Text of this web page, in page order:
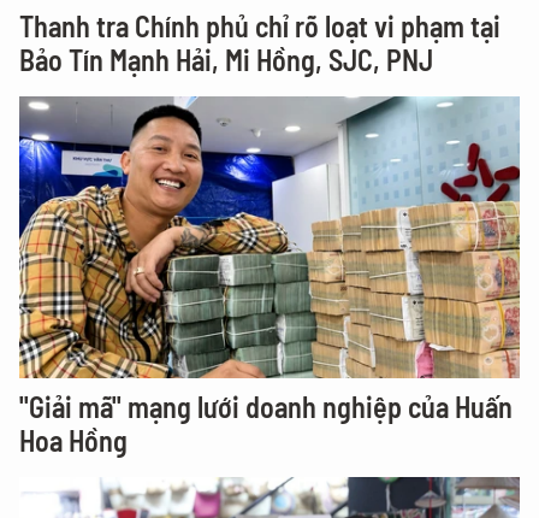
Thanh tra Chính phủ chỉ rõ loạt vi phạm tại
Bảo Tín Mạnh Hải, Mi Hồng, SJC, PNJ
"Giải mã" mạng lưới doanh nghiệp của Huấn
Hoa Hồng